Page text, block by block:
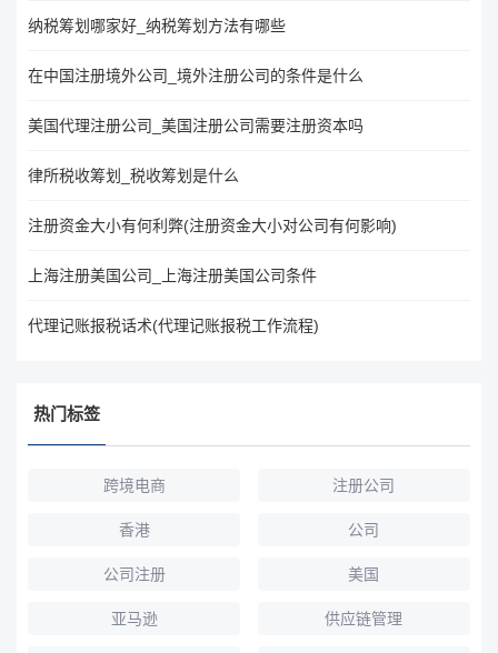
纳税筹划哪家好_纳税筹划方法有哪些
在中国注册境外公司_境外注册公司的条件是什么
美国代理注册公司_美国注册公司需要注册资本吗
律所税收筹划_税收筹划是什么
注册资金大小有何利弊(注册资金大小对公司有何影响)
上海注册美国公司_上海注册美国公司条件
代理记账报税话术(代理记账报税工作流程)
热门标签
跨境电商 注册公司
香港 公司
公司注册 美国
亚马逊 供应链管理